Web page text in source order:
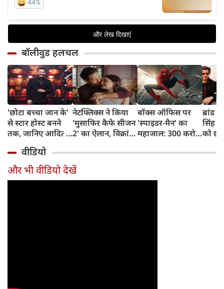
बॉलीवुड हलचल
'छोटा बच्चा जान के'
से स्टार होस्ट बनने
तक, जानिए आदित्य
सफर
नेटफ्लिक्स ने किया
'मुसाफिर कैफे सीजन
2' का ऐलान, विक्रांत
अधूरी मोहब्बत की
कहानी पूरी करने
बॉक्स ऑफिस पर
'स्पाइडर-मैन' का
महाजाल: 300 करोड़
पर नजर
ब्रांड
सिंह ने
को
नंबर-1
वीडियो
और भी वीडियो देखें